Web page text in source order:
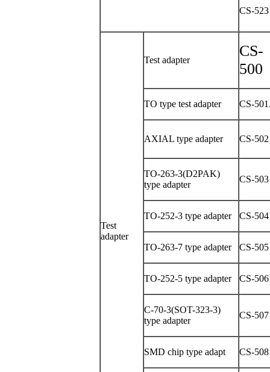
CS-523
Test
adapter
Test adapter
CS-
500
TO type test adapter CS-
AXIAL type adapter CS-502
TO-263-3(D2PAK)
type adapter
CS-503
TO-252-3 type adapter CS-504
TO-263-7 type adapter CS-505
TO-252-5 type adapter CS-506
C-70-3(SOT-323-3)
type adapter
CS-507
SMD chip type adapt CS-508